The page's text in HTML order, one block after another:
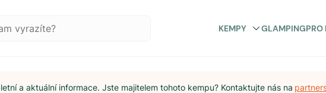
KEMPY GLAMPINGPRO
a aktuální informace. Jste majitelem tohoto kempu? Kontaktujte nás na